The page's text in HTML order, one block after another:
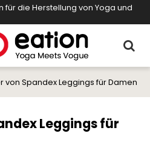
die Herstellung von Yoga und
von Spandex Leggings für Damen
Leggings für